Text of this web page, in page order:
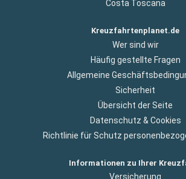
Costa Toscana
Kreuzfahrtenplanet.de
Wer sind wir
Häufig gestellte Fragen
Allgemeine
Sicherheit
Übersicht der Seite
Datenschutz & Cookies
Richtlinie für Schutz
Informationen zu Ihrer
Versicherung